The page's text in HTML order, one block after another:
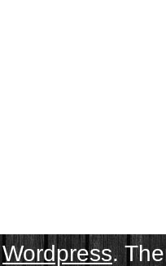
Wordpress.